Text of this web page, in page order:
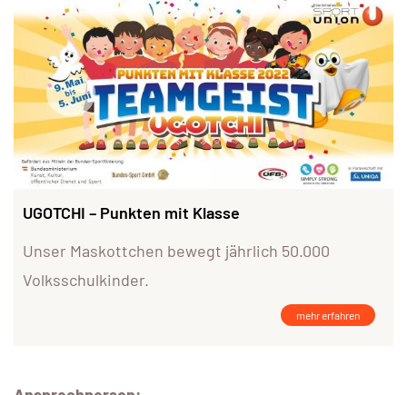
UGOTCHI – Punkten mit Klasse
Unser Maskottchen bewegt jährlich 50.000
Volksschulkinder.
mehr erfahren